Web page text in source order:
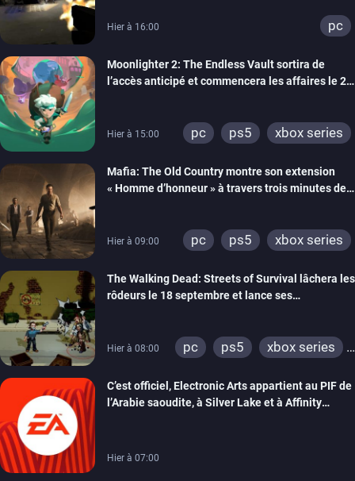
Hier à 16:00 pc
Moonlighter 2: The Endless Vault sortira de
l’accès anticipé et commencera les affaires le 2
Hier à 15:00 pc ps5 xbox series
Mafia: The Old Country montre son extension
« Homme d’honneur » à travers trois minutes de
Hier à 09:00 pc ps5 xbox series
The Walking Dead: Streets of Survival lâchera les
rôdeurs le 18 septembre et lance ses
Hier à 08:00 pc ps5
xbox series
C’est officiel, Electronic Arts appartient au PIF de
l’Arabie saoudite, à Silver Lake et à Affinity
Hier à 07:00